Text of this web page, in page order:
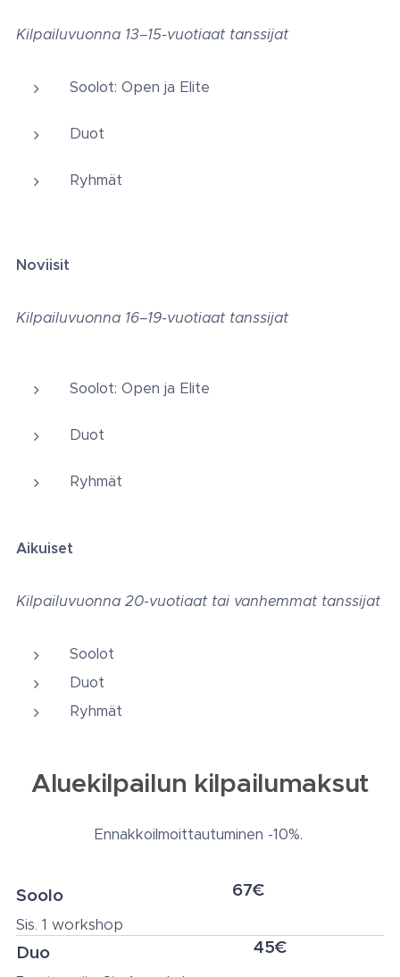
Kilpailuvuonna 13–15-vuotiaat tanssijat
Soolot: Open ja Elite
Duot
Ryhmät
Noviisit
Kilpailuvuonna 16–19-vuotiaat tanssijat
Soolot: Open ja Elite
Duot
Ryhmät
Aikuiset
Kilpailuvuonna 20-vuotiaat tai vanhemmat tanssijat
Soolot
Duot
Ryhmät
Aluekilpailun kilpailumaksut
Ennakkoilmoittautuminen -10%.
Soolo
Sis. 1 workshop
67€
Duo 45€